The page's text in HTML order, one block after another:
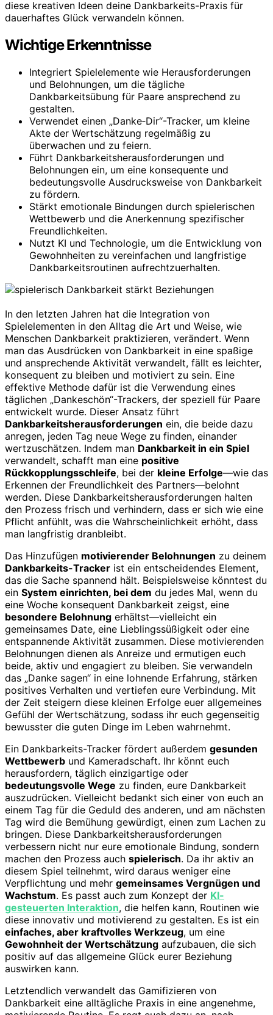
diese kreativen Ideen deine Dankbarkeits-Praxis für
dauerhaftes Glück verwandeln können.
Wichtige Erkenntnisse
Integriert Spielelemente wie Herausforderungen
und Belohnungen, um die tägliche
Dankbarkeitsübung für Paare ansprechend zu
gestalten.
Verwendet einen „Danke‑Dir“-Tracker, um kleine
Akte der Wertschätzung regelmäßig zu
überwachen und zu feiern.
Führt Dankbarkeitsherausforderungen und
Belohnungen ein, um eine konsequente und
bedeutungsvolle Ausdrucksweise von Dankbarkeit
zu fördern.
Stärkt emotionale Bindungen durch spielerischen
Wettbewerb und die Anerkennung spezifischer
Freundlichkeiten.
Nutzt KI und Technologie, um die Entwicklung von
Gewohnheiten zu vereinfachen und langfristige
Dankbarkeitsroutinen aufrechtzuerhalten.
In den letzten Jahren hat die Integration von
Spielelementen in den Alltag die Art und Weise, wie
Menschen Dankbarkeit praktizieren, verändert. Wenn
man das Ausdrücken von Dankbarkeit in eine spaßige
und ansprechende Aktivität verwandelt, fällt es leichter,
konsequent zu bleiben und motiviert zu sein. Eine
effektive Methode dafür ist die Verwendung eines
täglichen „Dankeschön“-Trackers, der speziell für Paare
entwickelt wurde. Dieser Ansatz führt
Dankbarkeitsherausforderungen ein, die beide dazu
anregen, jeden Tag neue Wege zu finden, einander
wertzuschätzen. Indem man Dankbarkeit in ein Spiel
verwandelt, schafft man eine positive
Rückkopplungsschleife, bei der kleine Erfolge—wie das
Erkennen der Freundlichkeit des Partners—belohnt
werden. Diese Dankbarkeitsherausforderungen halten
den Prozess frisch und verhindern, dass er sich wie eine
Pflicht anfühlt, was die Wahrscheinlichkeit erhöht, dass
man langfristig dranbleibt.
Das Hinzufügen motivierender Belohnungen zu deinem
Dankbarkeits-Tracker ist ein entscheidendes Element,
das die Sache spannend hält. Beispielsweise könntest du
ein System einrichten, bei dem du jedes Mal, wenn du
eine Woche konsequent Dankbarkeit zeigst, eine
besondere Belohnung erhältst—vielleicht ein
gemeinsames Date, eine Lieblingssüßigkeit oder eine
entspannende Aktivität zusammen. Diese motivierenden
Belohnungen dienen als Anreize und ermutigen euch
beide, aktiv und engagiert zu bleiben. Sie verwandeln
das „Danke sagen“ in eine lohnende Erfahrung, stärken
positives Verhalten und vertiefen eure Verbindung. Mit
der Zeit steigern diese kleinen Erfolge euer allgemeines
Gefühl der Wertschätzung, sodass ihr euch gegenseitig
bewusster die guten Dinge im Leben wahrnehmt.
Ein Dankbarkeits-Tracker fördert außerdem gesunden
Wettbewerb und Kameradschaft. Ihr könnt euch
herausfordern, täglich einzigartige oder
bedeutungsvolle Wege zu finden, eure Dankbarkeit
auszudrücken. Vielleicht bedankt sich einer von euch an
einem Tag für die Geduld des anderen, und am nächsten
Tag wird die Bemühung gewürdigt, einen zum Lachen zu
bringen. Diese Dankbarkeitsherausforderungen
verbessern nicht nur eure emotionale Bindung, sondern
machen den Prozess auch spielerisch. Da ihr aktiv an
diesem Spiel teilnehmt, wird daraus weniger eine
Verpflichtung und mehr gemeinsames Vergnügen und
Wachstum. Es passt auch zum Konzept der KI-
gesteuerten Interaktion, die helfen kann, Routinen wie
diese innovativ und motivierend zu gestalten. Es ist ein
einfaches, aber kraftvolles Werkzeug, um eine
Gewohnheit der Wertschätzung aufzubauen, die sich
positiv auf das allgemeine Glück eurer Beziehung
auswirken kann.
Letztendlich verwandelt das Gamifizieren von
Dankbarkeit eine alltägliche Praxis in eine angenehme,